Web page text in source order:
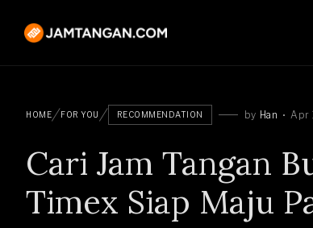
HOME FOR YOU RECOMMENDATION by Han Apr
Cari Jam Tangan
Timex Siap Maju